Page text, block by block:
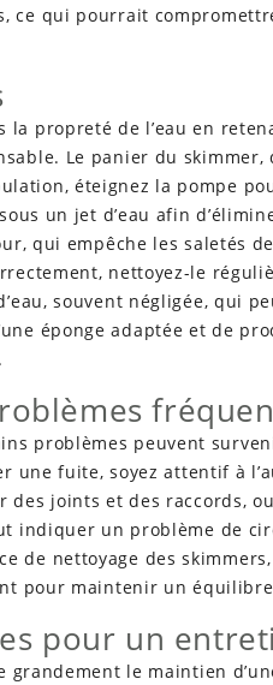
ce qui pourrait
la propreté de l’eau en
Le panier du
éteignez la pompe
un jet d’eau afin
qui empêche les saletés
nettoyez-le
souvent négligée, qui
éponge adaptée et de
problèmes peuvent
une fuite, soyez attentif à
des joints et des raccords,
indiquer un problème de
de nettoyage des
pour maintenir un
pour un
grandement le maintien